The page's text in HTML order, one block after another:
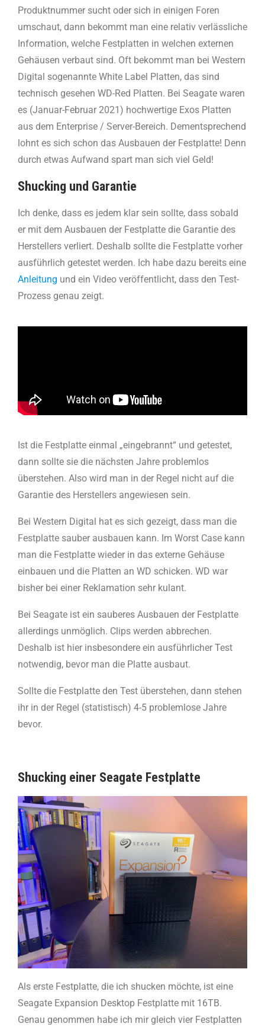
Produktnummer sucht oder sich in einigen Foren
umschaut, dann bekommt man eine relativ verlässliche
Information, welche Festplatten in welchen externen
Gehäusen verbaut sind. Oft bekommt man bei Western
Digital sogenannte White Label Platten, das sind
technisch gesehen WD-Red Platten. Bei Seagate waren
es (Januar-Februar 2021) hochwertige Exos Platten
aus dem Enterprise / Server-Bereich. Dementsprechend
lohnt es sich schon das Ausbauen der Festplatte! Denn
durch etwas Aufwand spart man sich viel Geld!
Shucking und Garantie
Ich denke, dass es jedem klar sein sollte, dass sobald
er mit dem Ausbauen der Festplatte die Garantie des
Herstellers verliert. Deshalb sollte die Festplatte vorher
ausführlich getestet werden. Ich habe dazu bereits eine
Anleitung und ein Video veröffentlicht, dass den Test-
Prozess genau zeigt.
Ist die Festplatte einmal „eingebrannt“ und getestet,
dann sollte sie die nächsten Jahre problemlos
überstehen. Also wird man in der Regel nicht auf die
Garantie des Herstellers angewiesen sein.
Bei Western Digital hat es sich gezeigt, dass man die
Festplatte sauber ausbauen kann. Im Worst Case kann
man die Festplatte wieder in das externe Gehäuse
einbauen und die Platten an WD schicken. WD war
bisher bei einer Reklamation sehr kulant.
Bei Seagate ist ein sauberes Ausbauen der Festplatte
allerdings unmöglich. Clips werden abbrechen.
Deshalb ist hier insbesondere ein ausführlicher Test
notwendig, bevor man die Platte ausbaut.
Sollte die Festplatte den Test überstehen, dann stehen
ihr in der Regel (statistisch) 4-5 problemlose Jahre
bevor.
Shucking einer Seagate Festplatte
Als erste Festplatte, die ich shucken möchte, ist eine
Seagate Expansion Desktop Festplatte mit 16TB.
Genau genommen habe ich mir gleich vier Festplatten